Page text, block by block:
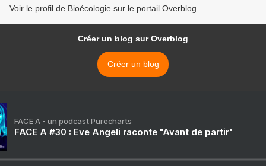
Voir le profil de Bioécologie sur le portail Overblog
Créer un blog sur Overblog
Créer un blog
FACE A - un podcast Purecharts
FACE A #30 : Eve Angeli raconte "Avant de partir"